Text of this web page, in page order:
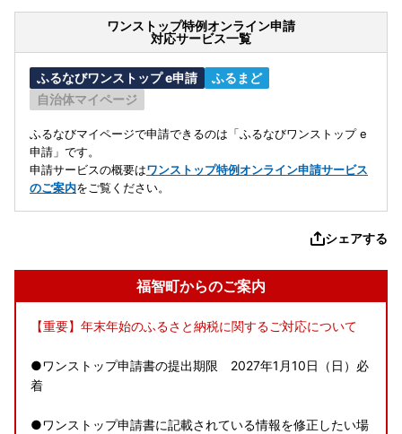
ワンストップ特例オンライン申請
対応サービス一覧
ふるなびワンストップ e申請
ふるまど
自治体マイページ
ふるなびマイページで申請できるのは「ふるなびワンストップ e
申請」です。
申請サービスの概要はワンストップ特例オンライン申請サービス
のご案内をご覧ください。
シェアする
福智町からのご案内
【重要】年末年始のふるさと納税に関するご対応について
●ワンストップ申請書の提出期限 2027年1月10日（日）必
着
●ワンストップ申請書に記載されている情報を修正したい場